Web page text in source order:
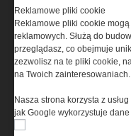
dokonać zmiany
cookies. Nim
serwisu prosimy o
prywatności oraz
Reklamowe pliki cookie
Reklamowe pliki cookie
reklamowych. Służą do
przeglądasz, co obejmuje
zezwolisz na te pliki cookie,
na Twoich zainteresowaniach.
Nasza strona korzysta z
jak Google wykorzystuje